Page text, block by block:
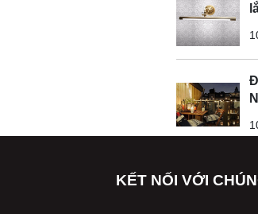
KẾT NỐI VỚI